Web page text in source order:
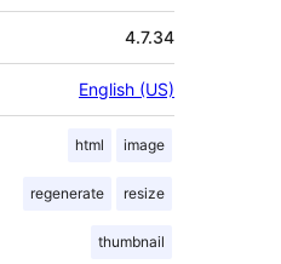
4.7.34
English (US)
html image
regenerate resize
thumbnail